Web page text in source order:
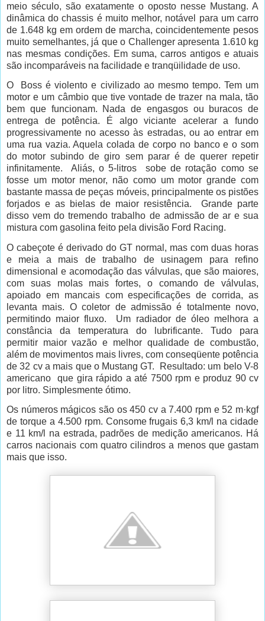
meio século, são exatamente o oposto nesse Mustang. A
dinâmica do chassis é muito melhor, notável para um carro
de 1.648 kg em ordem de marcha, coincidentemente pesos
muito semelhantes, já que o Challenger apresenta 1.610 kg
nas mesmas condições. Em suma, carros antigos e atuais
são incomparáveis na facilidade e tranqüilidade de uso.
O
Boss é violento e civilizado ao mesmo tempo. Tem um
motor e um câmbio que tive vontade de trazer na mala, tão
bem que funcionam. Nada de engasgos ou buracos de
entrega de potência. É algo viciante acelerar a fundo
progressivamente no acesso às estradas, ou ao entrar em
uma rua vazia. Aquela colada de corpo no banco e o som
do motor subindo de giro sem parar é de querer repetir
infinitamente.
Aliás, o 5-litros
sobe de rotação como se
fosse um motor menor, não como um motor grande com
bastante massa de peças móveis, principalmente os pistões
forjados e as bielas de maior resistência.
Grande parte
disso vem do tremendo trabalho de admissão de ar e sua
mistura com gasolina feito pela divisão Ford Racing.
O cabeçote é derivado do GT normal, mas com duas horas
e meia a mais de trabalho de usinagem para refino
dimensional e acomodação das válvulas, que são maiores,
com suas molas mais fortes, o comando de válvulas,
apoiado em mancais com especificações de corrida, as
levanta mais. O coletor de admissão é totalmente novo,
permitindo maior fluxo.
Um radiador de óleo melhora a
constância da temperatura do lubrificante. Tudo para
permitir maior vazão e melhor qualidade de combustão,
além de movimentos mais livres, com conseqüente potência
de 32 cv a mais que o Mustang GT.
Resultado: um belo V-8
americano
que gira rápido a até 7500 rpm e produz 90 cv
por litro. Simplesmente ótimo.
Os números mágicos são os 450 cv a 7.400 rpm e 52 m·kgf
de torque a 4.500 rpm. Consome frugais 6,3 km/l na cidade
e 11 km/l na estrada, padrões de medição americanos. Há
carros nacionais com quatro cilindros a menos que gastam
mais que isso.